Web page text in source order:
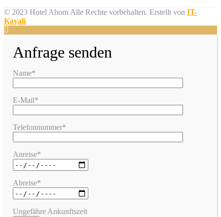
© 2023 Hotel Ahorn Alle Rechte vorbehalten. Erstellt von IT-
Kayali
Anfrage senden
Name*
E-Mail*
Telefonnummer*
Anreise*
Abreise*
Ungefähre Ankunftszeit